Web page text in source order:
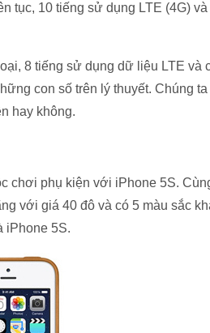
tục, 10 tiếng sử dụng LTE (4G)
8 tiếng sử dụng dữ liệu LTE và
con số trên lý thuyết. Chúng
hay không.
chơi phụ kiện với iPhone 5S.
với giá 40 đô và có 5 màu sắc
iPhone 5S.